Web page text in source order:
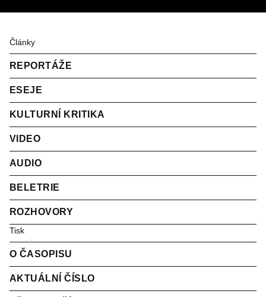
Články
REPORTÁŽE
ESEJE
KULTURNÍ KRITIKA
VIDEO
AUDIO
BELETRIE
ROZHOVORY
Tisk
O ČASOPISU
AKTUÁLNÍ ČÍSLO